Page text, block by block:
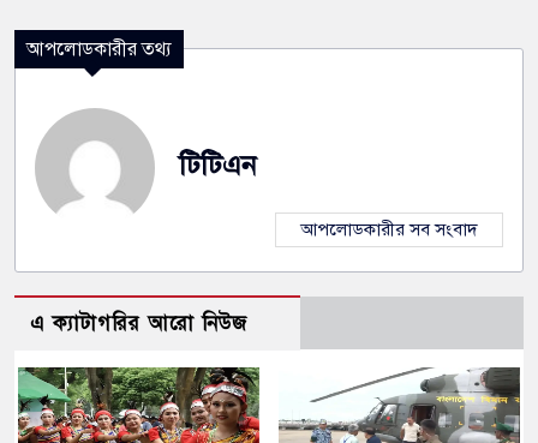
আপলোডকারীর তথ্য
টিটিএন
আপলোডকারীর সব সংবাদ
এ ক্যাটাগরির আরো নিউজ